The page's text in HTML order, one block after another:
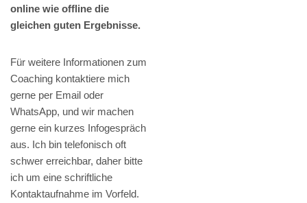
online wie offline die
gleichen guten Ergebnisse.
Für weitere Informationen zum
Coaching kontaktiere mich
gerne per Email oder
WhatsApp, und wir machen
gerne ein kurzes Infogespräch
aus. Ich bin telefonisch oft
schwer erreichbar, daher bitte
ich um eine schriftliche
Kontaktaufnahme im Vorfeld.